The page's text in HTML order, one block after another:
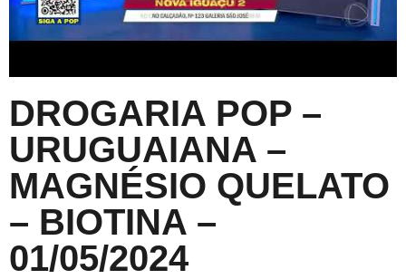
DROGARIA POP –
URUGUAIANA –
MAGNÉSIO QUELATO
– BIOTINA –
01/05/2024